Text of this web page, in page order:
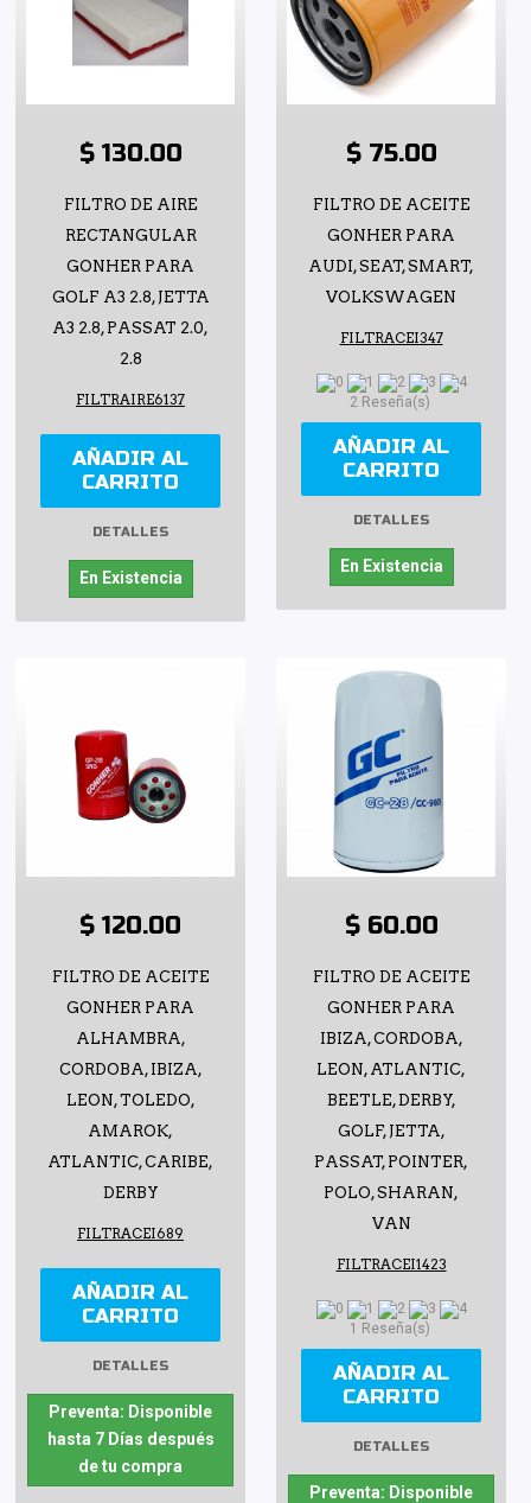
$ 130.00
FILTRO DE AIRE
RECTANGULAR
GONHER PARA
GOLF A3 2.8, JETTA
A3 2.8, PASSAT 2.0,
2.8
FILTRAIRE6137
AÑADIR AL
CARRITO
DETALLES
En Existencia
$ 75.00
FILTRO DE ACEITE
GONHER PARA
AUDI, SEAT, SMART,
VOLKSWAGEN
FILTRACEI347
2 Reseña(s)
AÑADIR AL
CARRITO
DETALLES
En Existencia
$ 120.00
FILTRO DE ACEITE
GONHER PARA
ALHAMBRA,
CORDOBA, IBIZA,
LEON, TOLEDO,
AMAROK,
ATLANTIC, CARIBE,
DERBY
FILTRACEI689
AÑADIR AL
CARRITO
DETALLES
Preventa: Disponible
hasta 7 Días después
de tu compra
$ 60.00
FILTRO DE ACEITE
GONHER PARA
IBIZA, CORDOBA,
LEON, ATLANTIC,
BEETLE, DERBY,
GOLF, JETTA,
PASSAT, POINTER,
POLO, SHARAN,
VAN
FILTRACEI1423
1 Reseña(s)
AÑADIR AL
CARRITO
DETALLES
Preventa: Disponible